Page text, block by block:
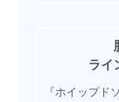
ライ
『ホイップド